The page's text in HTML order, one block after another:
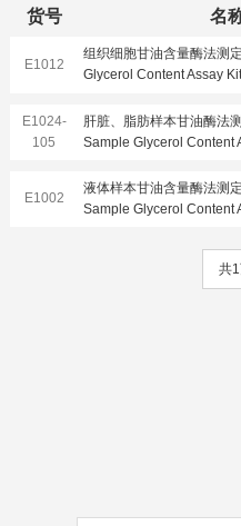
货号 名
E1012
组织细胞甘油含量酶法测
Glycerol Content Assay
E1024-
105
肝脏、脂肪样本甘油酶法
Sample Glycerol Content
E1002
液体样本甘油含量酶法测
Sample Glycerol Content
共